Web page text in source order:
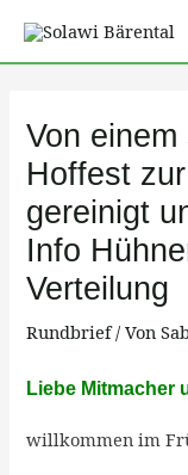
Inhalt
Von
Hoffest
gereinigt
Info
Verteilung
Rundbrief/ Von
Liebe Mitmacher
willkommen im